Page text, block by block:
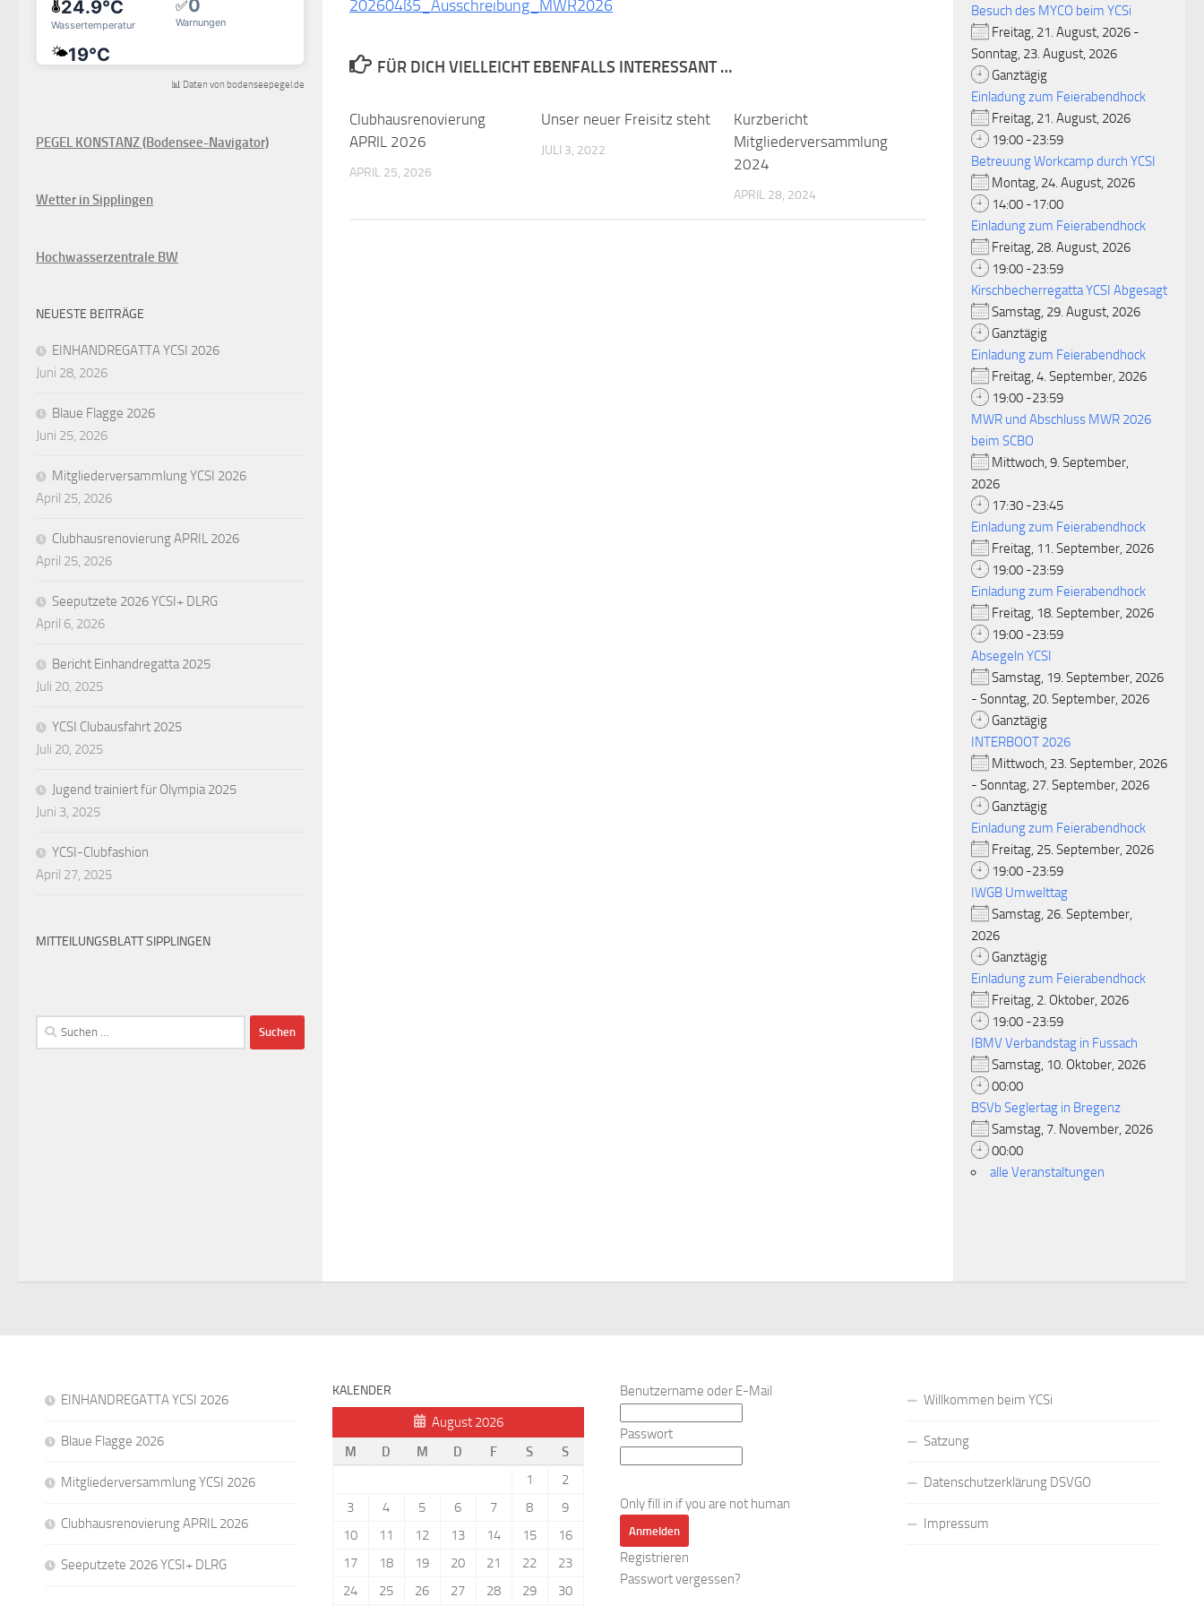
202604ß5_Ausschreibung_MWR2026
FÜR DICH VIELLEICHT EBENFALLS INTERESSANT …
Clubhausrenovierung
APRIL 2026
APRIL 25, 2026
Unser neuer Freisitz steht
JULI 3, 2022
Kurzbericht
Mitgliederversammlung
2024
APRIL 28, 2024
📊 Daten von bodenseepegel.de
PEGEL KONSTANZ (Bodensee-Navigator)
Wetter in Sipplingen
Hochwasserzentrale BW
NEUESTE BEITRÄGE
EINHANDREGATTA YCSI 2026
Juni 28, 2026
Blaue Flagge 2026
Juni 25, 2026
Mitgliederversammlung YCSI 2026
April 25, 2026
Clubhausrenovierung APRIL 2026
April 25, 2026
Seeputzete 2026 YCSI+ DLRG
April 6, 2026
Bericht Einhandregatta 2025
Juli 20, 2025
YCSI Clubausfahrt 2025
Juli 20, 2025
Jugend trainiert für Olympia 2025
Juni 3, 2025
YCSI-Clubfashion
April 27, 2025
MITTEILUNGSBLATT SIPPLINGEN
Suchen
nach:
Besuch des MYCO beim YCSi
Freitag, 21. August, 2026 -
Sonntag, 23. August, 2026
Ganztägig
Einladung zum Feierabendhock
Freitag, 21. August, 2026
19:00 -23:59
Betreuung Workcamp durch YCSI
Montag, 24. August, 2026
14:00 -17:00
Einladung zum Feierabendhock
Freitag, 28. August, 2026
19:00 -23:59
Kirschbecherregatta YCSI Abgesagt
Samstag, 29. August, 2026
Ganztägig
Einladung zum Feierabendhock
Freitag, 4. September, 2026
19:00 -23:59
MWR und Abschluss MWR 2026
beim SCBO
Mittwoch, 9. September,
2026
17:30 -23:45
Einladung zum Feierabendhock
Freitag, 11. September, 2026
19:00 -23:59
Einladung zum Feierabendhock
Freitag, 18. September, 2026
19:00 -23:59
Absegeln YCSI
Samstag, 19. September, 2026
- Sonntag, 20. September, 2026
Ganztägig
INTERBOOT 2026
Mittwoch, 23. September, 2026
- Sonntag, 27. September, 2026
Ganztägig
Einladung zum Feierabendhock
Freitag, 25. September, 2026
19:00 -23:59
IWGB Umwelttag
Samstag, 26. September,
2026
Ganztägig
Einladung zum Feierabendhock
Freitag, 2. Oktober, 2026
19:00 -23:59
IBMV Verbandstag in Fussach
Samstag, 10. Oktober, 2026
00:00
BSVb Seglertag in Bregenz
Samstag, 7. November, 2026
00:00
alle Veranstaltungen
EINHANDREGATTA YCSI 2026
Blaue Flagge 2026
Mitgliederversammlung YCSI 2026
Clubhausrenovierung APRIL 2026
Seeputzete 2026 YCSI+ DLRG
KALENDER
August 2026
M
D M D F S
S
1
2
3
4 5 6 7 8
9
10
11 12 13 14 15
16
17
18 19 20 21 22
23
24
25 26 27 28 29 30
Benutzername oder E-Mail
Passwort
Only fill in if you are not human
Registrieren
Passwort vergessen?
Willkommen beim YCSi
Satzung
Datenschutzerklärung DSVGO
Impressum